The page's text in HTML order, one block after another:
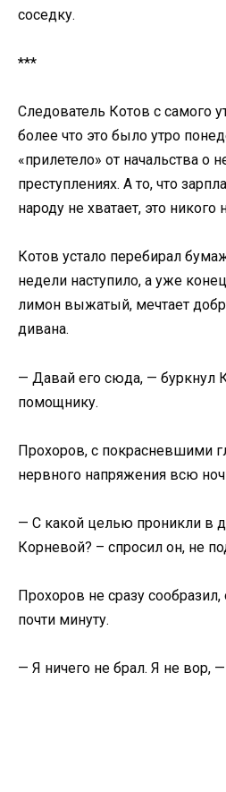
соседку.
***
Следователь Котов с самого
более что это было утро
«прилетело» от начальства о
преступлениях. А то, что
народу не хватает, это никого
Котов устало перебирал
недели наступило, а уже
лимон выжатый, мечтает
дивана.
— Давай его сюда, — буркнул
помощнику.
Прохоров, с покрасневшими
нервного напряжения всю
— С какой целью проникли в
Корневой? – спросил он, не
Прохоров не сразу
почти минуту.
— Я ничего не брал. Я не вор,